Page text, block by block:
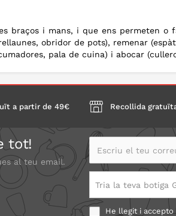
braços i mans, i que ens permeten o
obridor de pots), remenar
pala de cuina) i abocar
a partir de 49€ Recollida
tot!
al teu email.
Escriu el teu correu
Tria la teva botiga
He llegit i accepto